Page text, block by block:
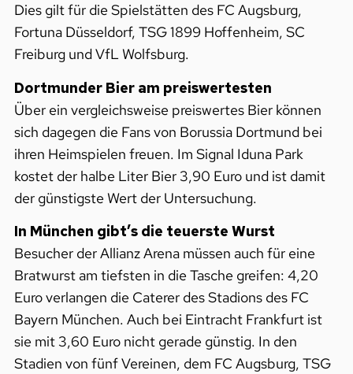
Dies gilt für die Spielstätten des FC Augsburg,
Fortuna Düsseldorf, TSG 1899 Hoffenheim, SC
Freiburg und VfL Wolfsburg.
Dortmunder Bier am preiswertesten
Über ein vergleichsweise preiswertes Bier können
sich dagegen die Fans von Borussia Dortmund bei
ihren Heimspielen freuen. Im Signal Iduna Park
kostet der halbe Liter Bier 3,90 Euro und ist damit
der günstigste Wert der Untersuchung.
In München gibt’s die teuerste Wurst
Besucher der Allianz Arena müssen auch für eine
Bratwurst am tiefsten in die Tasche greifen: 4,20
Euro verlangen die Caterer des Stadions des FC
Bayern München. Auch bei Eintracht Frankfurt ist
sie mit 3,60 Euro nicht gerade günstig. In den
Stadien von fünf Vereinen, dem FC Augsburg, TSG